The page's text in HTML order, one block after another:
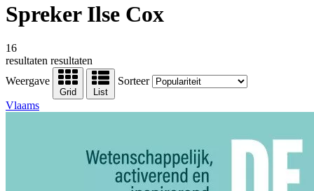
Spreker Ilse Cox
16
resultaten resultaten
Weergave
Grid List
Sorteer
Vlaams